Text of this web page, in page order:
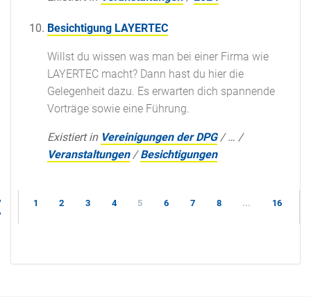
Besichtigung LAYERTEC
Willst du wissen was man bei einer Firma wie
LAYERTEC macht? Dann hast du hier die
Gelegenheit dazu. Es erwarten dich spannende
Vorträge sowie eine Führung.
Existiert in Vereinigungen der DPG /… /
Veranstaltungen /Besichtigungen
1 2 3 4 5 6 7 8 ... 16